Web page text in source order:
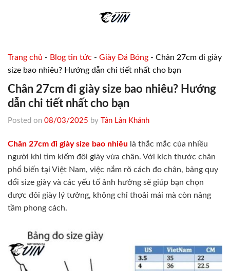
Trang chủ - Blog tin tức - Giày Đá Bóng - Chân 27cm đi giày
size bao nhiêu? Hướng dẫn chi tiết nhất cho bạn
Chân 27cm đi giày size bao nhiêu? Hướng
dẫn chi tiết nhất cho bạn
Posted on 08/03/2025 by Tân Lân Khánh
Chân 27cm đi giày size bao nhiêu là thắc mắc của nhiều
người khi tìm kiếm đôi giày vừa chân. Với kích thước chân
phổ biến tại Việt Nam, việc nắm rõ cách đo chân, bảng quy
đổi size giày và các yếu tố ảnh hưởng sẽ giúp bạn chọn
được đôi giày lý tưởng, không chỉ thoải mái mà còn nâng
tầm phong cách.